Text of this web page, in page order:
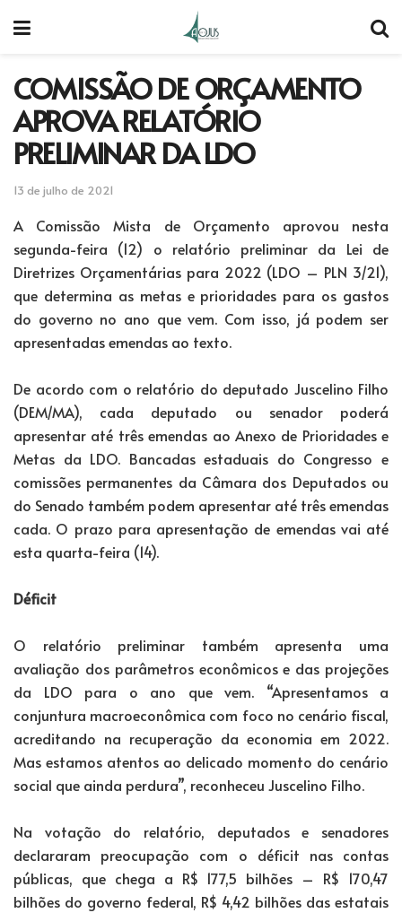
COMISSÃO DE ORÇAMENTO
APROVA RELATÓRIO
PRELIMINAR DA LDO
13 de julho de 2021
A Comissão Mista de Orçamento aprovou nesta
segunda-feira (12) o relatório preliminar da Lei de
Diretrizes Orçamentárias para 2022 (LDO – PLN 3/21),
que determina as metas e prioridades para os gastos
do governo no ano que vem. Com isso, já podem ser
apresentadas emendas ao texto.
De acordo com o relatório do deputado Juscelino Filho
(DEM/MA), cada deputado ou senador poderá
apresentar até três emendas ao Anexo de Prioridades e
Metas da LDO. Bancadas estaduais do Congresso e
comissões permanentes da Câmara dos Deputados ou
do Senado também podem apresentar até três emendas
cada. O prazo para apresentação de emendas vai até
esta quarta-feira (14).
Déficit
O relatório preliminar também apresenta uma
avaliação dos parâmetros econômicos e das projeções
da LDO para o ano que vem. “Apresentamos a
conjuntura macroeconômica com foco no cenário fiscal,
acreditando na recuperação da economia em 2022.
Mas estamos atentos ao delicado momento do cenário
social que ainda perdura”, reconheceu Juscelino Filho.
Na votação do relatório, deputados e senadores
declararam preocupação com o déficit nas contas
públicas, que chega a R$ 177,5 bilhões – R$ 170,47
bilhões do governo federal, R$ 4,42 bilhões das estatais